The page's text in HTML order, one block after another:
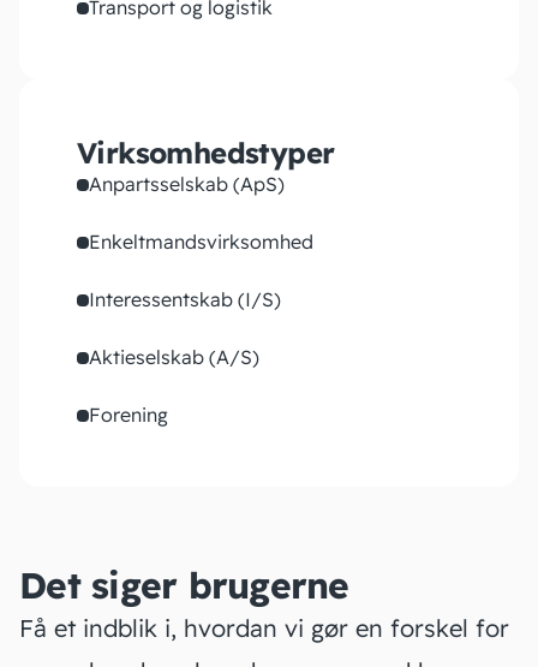
Transport og logistik
Virksomhedstyper
Anpartsselskab (ApS)
Enkeltmandsvirksomhed
Interessentskab (I/S)
Aktieselskab (A/S)
Forening
Det siger brugerne
Få et indblik i, hvordan vi gør en forskel for